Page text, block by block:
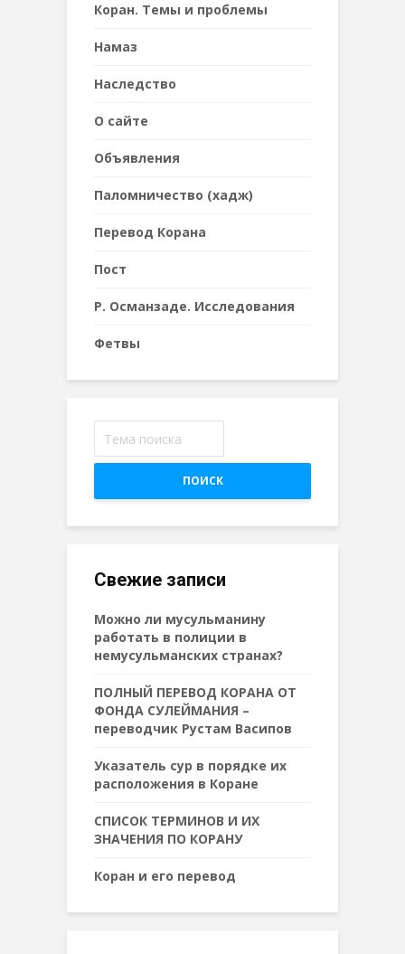
Коран. Темы и проблемы
Намаз
Наследствo
О сайте
Объявления
Паломничество (хадж)
Перевод Корана
Пост
Р. Османзаде. Исследования
Фетвы
ПОИСК
Свежие записи
Можно ли мусульманину
работать в полиции в
немусульманских странах?
ПОЛНЫЙ ПЕРЕВОД КОРАНА ОТ
ФОНДА СУЛЕЙМАНИЯ –
переводчик Рустам Васипов
Указатель сур в порядке их
расположения в Коране
СПИСОК ТЕРМИНОВ И ИХ
ЗНАЧЕНИЯ ПО КОРАНУ
Коран и его перевод